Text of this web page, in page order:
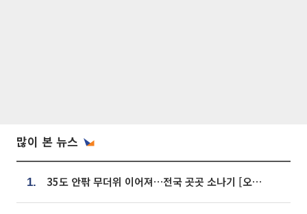
많이 본 뉴스
1. 35도 안팎 무더위 이어져…전국 곳곳 소나기 [오늘 날씨]